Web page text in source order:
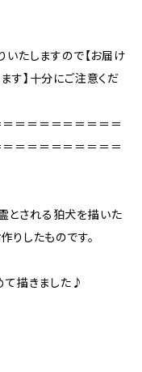
いたしますので【お届け
す】十分にご注意くだ
＝＝＝＝＝＝＝＝＝
＝＝＝＝＝＝＝＝＝
とされる狛犬を描いた
りしたものです。
て描きました♪